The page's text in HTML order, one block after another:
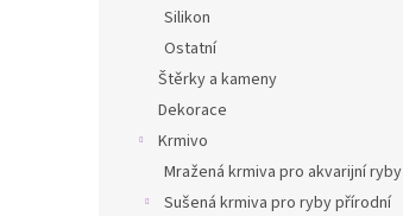
Silikon
Ostatní
Štěrky a kameny
Dekorace
Krmivo
Mražená krmiva pro akvarijní ryby
Sušená krmiva pro ryby přírodní